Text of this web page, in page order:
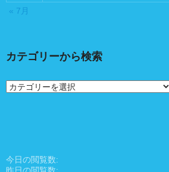
« 7月
カテゴリーから検索
カ
テ
検
今日の閲覧数: